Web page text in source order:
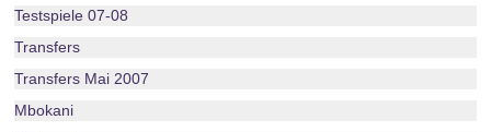
Testspiele 07-08
Transfers
Transfers Mai 2007
Mbokani